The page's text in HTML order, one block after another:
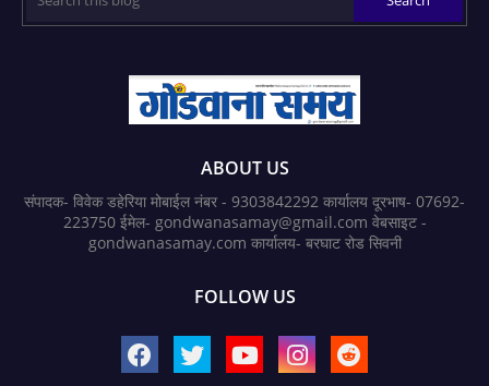
ABOUT US
संपादक- विवेक डहेरिया मोबाईल नंबर - 9303842292 कार्यालय दूरभाष- 07692-
223750 ईमेल- gondwanasamay@gmail.com वेबसाइट -
gondwanasamay.com कार्यालय- बरघाट रोड सिवनी
FOLLOW US